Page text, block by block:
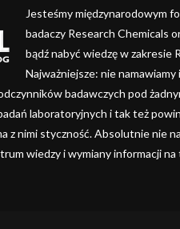
Jesteśmy międzynarodowym
badaczy Research Chemicals
bądź nabyć wiedzę w zakresie
Najważniejsze: nie
badawczych pod
laboratoryjnych i tak też
z nimi styczność. Absolutnie nie
wiedzy i wymiany informacji